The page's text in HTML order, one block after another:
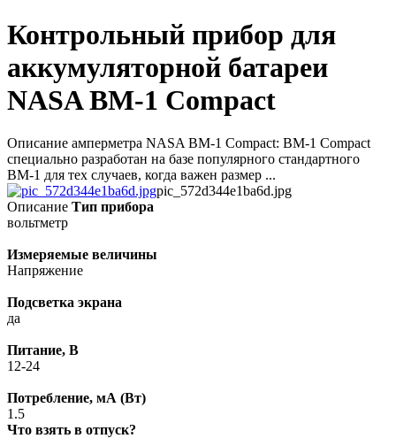
Контрольный прибор для
аккумуляторной батареи
NASA BM-1 Compact
Описание амперметра NASA BM-1 Compact: BM-1 Compact
специально разработан на базе популярного стандартного
BM-1 для тех случаев, когда важен размер ...
pic_572d344e1ba6d.jpg
Описание Тип прибора
вольтметр
Измеряемые величины
Напряжение
Подсветка экрана
да
Питание, В
12-24
Потребление, мА (Вт)
1.5
Что взять в отпуск?